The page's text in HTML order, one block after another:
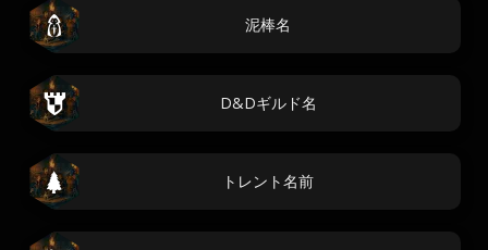
泥棒名
D&Dギルド名
トレント名前